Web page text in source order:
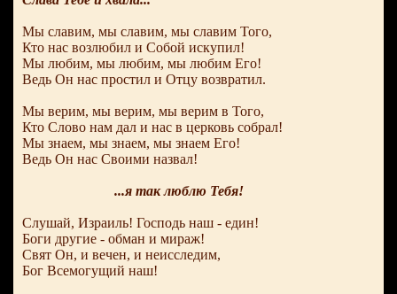
Мы славим, мы славим, мы славим Того,
Кто нас возлюбил и Собой искупил!
Мы любим, мы любим, мы любим Его!
Ведь Он нас простил и Отцу возвратил.
Мы верим, мы верим, мы верим в Того,
Кто Слово нам дал и нас в церковь собрал!
Мы знаем, мы знаем, мы знаем Его!
Ведь Он нас Своими назвал!
...я так люблю Тебя!
Слушай, Израиль! Господь наш - един!
Боги другие - обман и мираж!
Свят Он, и вечен, и неисследим,
Бог Всемогущий наш!